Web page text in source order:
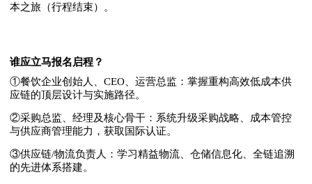
本之旅（行程结束）。
谁应立马报名启程？
①餐饮企业创始人、CEO、运营总监：掌握重构高效低成本供
应链的顶层设计与实施路径。
②采购总监、经理及核心骨干：系统升级采购战略、成本管控
与供应商管理能力，获取国际认证。
③供应链/物流负责人：学习精益物流、仓储信息化、全链追溯
的先进体系搭建。